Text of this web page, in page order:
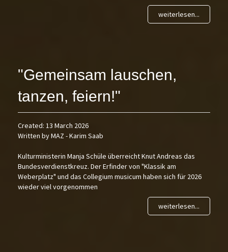
weiterlesen...
"Gemeinsam lauschen,
tanzen, feiern!"
Created: 13 March 2026
Written by MAZ - Karim Saab
Kulturministerin Manja Schüle überreicht Knut Andreas das
Bundesverdienstkreuz. Der Erfinder von "Klassik am
Weberplatz" und das Collegium musicum haben sich für 2026
wieder viel vorgenommen
weiterlesen...